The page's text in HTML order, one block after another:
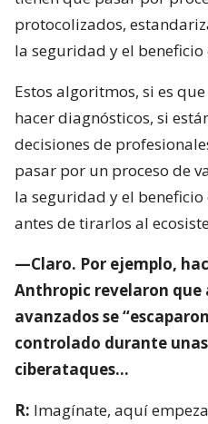
protocolizados,
la seguridad y el
Estos algoritmos, si es
hacer diagnósticos, si
decisiones de
pasar por un proceso de
la seguridad y el
antes de tirarlos al
—Claro. Por ejemplo,
Anthropic revelaron que
avanzados se
controlado durante
ciberataques…
R: Imagínate, aquí